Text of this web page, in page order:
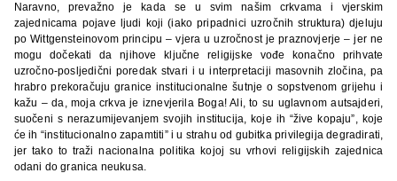
Naravno, prevažno je kada se u svim našim crkvama i vjerskim
zajednicama pojave ljudi koji (iako pripadnici uzročnih struktura) djeluju
po Wittgensteinovom principu – vjera u uzročnost je praznovjerje – jer ne
mogu dočekati da njihove ključne religijske vođe konačno prihvate
uzročno-posljedični poredak stvari i u interpretaciji masovnih zločina, pa
hrabro prekoračuju granice institucionalne šutnje o sopstvenom grijehu i
kažu – da, moja crkva je iznevjerila Boga! Ali, to su uglavnom autsajderi,
suočeni s nerazumijevanjem svojih institucija, koje ih “žive kopaju”, koje
će ih “institucionalno zapamtiti” i u strahu od gubitka privilegija degradirati,
jer tako to traži nacionalna politika kojoj su vrhovi religijskih zajednica
odani do granica neukusa.